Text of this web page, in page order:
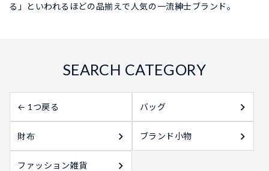
る」といわれるほどの品揃えで人気の一流紳士ブランド。
← 1つ戻る バッグ
財布 ブランド小物
ファッション雑貨